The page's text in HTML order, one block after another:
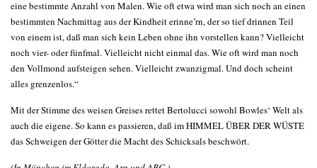
eine bestimmte Anzahl von Malen. Wie oft etwa wird man sich noch an einen
bestimmten Nachmittag aus der Kindheit erinne’rn, der so tief drinnen Teil
von einem ist, daß man sich kein Leben ohne ihn vorstellen kann? Vielleicht
noch vier- oder fünfmal. Vielleicht nicht einmal das. Wie oft wird man noch
den Vollmond aufsteigen sehen. Vielleicht zwanzigmal. Und doch scheint
alles grenzenlos.“
Mit der Stimme des weisen Greises rettet Bertolucci sowohl Bowles‘ Welt als
auch die eigene. So kann es passieren, daß im HIMMEL ÜBER DER WÜSTE
das Schweigen der Götter die Macht des Schicksals beschwört.